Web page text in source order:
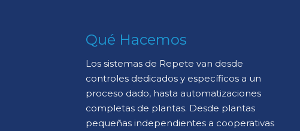
Qué Hacemos
Los sistemas de Repete van desde
controles dedicados y específicos a un
proceso dado, hasta automatizaciones
completas de plantas. Desde plantas
pequeñas independientes a cooperativas